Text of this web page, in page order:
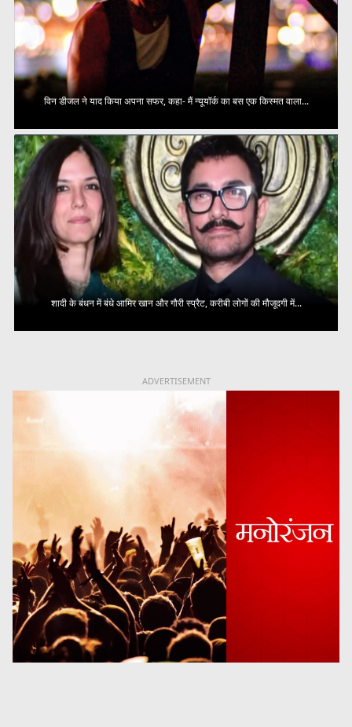
विन डीजल ने याद किया अपना सफर, कहा- मैं न्यूयॉर्क का बस एक किस्मत वाला...
शादी के बंधन में बंधे आमिर खान और गौरी स्प्रैट, करीबी लोगों की मौजूदगी में...
ADVERTISEMENT